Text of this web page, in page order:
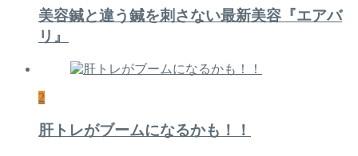
美容鍼と違う鍼を刺さない最新美容『エアバ
リ』
2
肝トレがブームになるかも！！